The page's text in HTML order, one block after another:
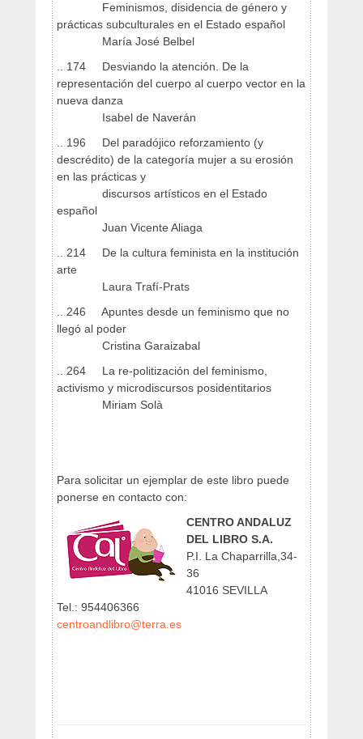
Feminismos, disidencia de género y
prácticas subculturales en el Estado español
María José Belbel
.. 174 Desviando la atención. De la
representación del cuerpo al cuerpo vector en la
nueva danza
Isabel de Naverán
.. 196 Del paradójico reforzamiento (y
descrédito) de la categoría mujer a su erosión
en las prácticas y
discursos artísticos en el Estado
español
Juan Vicente Aliaga
.. 214 De la cultura feminista en la institución
arte
Laura Trafí-Prats
.. 246 Apuntes desde un feminismo que no
llegó al poder
Cristina Garaizabal
.. 264 La re-politización del feminismo,
activismo y microdiscursos posidentitarios
Miriam Solà
Para solicitar un ejemplar de este libro puede
ponerse en contacto con:
CENTRO ANDALUZ
DEL LIBRO S.A.
P.I. La Chaparrilla,34-
36
41016 SEVILLA
Tel.: 954406366
centroandlibro@terra.es